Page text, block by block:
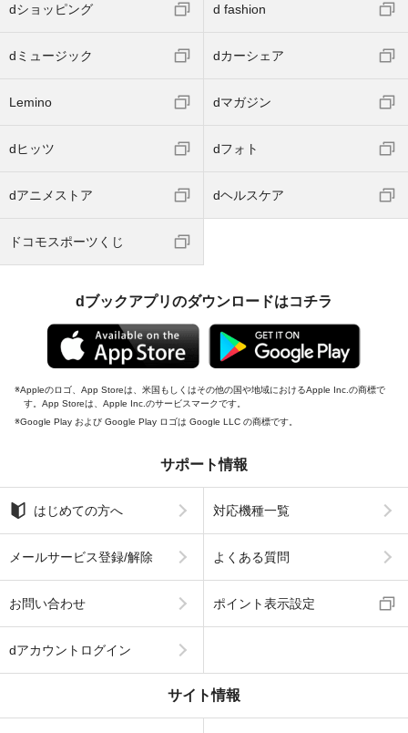
dショッピング d fashion
dミュージック dカーシェア
Lemino dマガジン
dヒッツ dフォト
dアニメストア dヘルスケア
ドコモスポーツくじ
dブックアプリのダウンロードはコチラ
Appleのロゴ、App Storeは、米国もしくはその他の国や地域におけるApple Inc.の商標で
す。App Storeは、Apple Inc.のサービスマークです。
Google Play および Google Play ロゴは Google LLC の商標です。
サポート情報
はじめての方へ 対応機種一覧
メールサービス登録/解除 よくある質問
お問い合わせ ポイント表示設定
dアカウントログイン
サイト情報